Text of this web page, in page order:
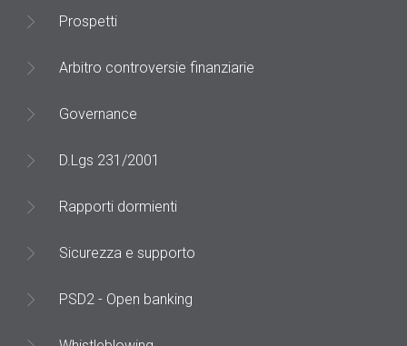
Prospetti
Arbitro controversie finanziarie
Governance
D.Lgs 231/2001
Rapporti dormienti
Sicurezza e supporto
PSD2 - Open banking